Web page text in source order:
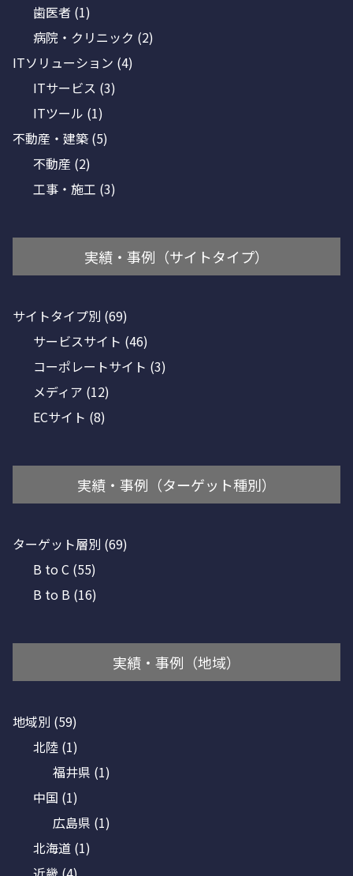
歯医者 (1)
病院・クリニック (2)
ITソリューション (4)
ITサービス (3)
ITツール (1)
不動産・建築 (5)
不動産 (2)
工事・施工 (3)
実績・事例（サイトタイプ）
サイトタイプ別 (69)
サービスサイト (46)
コーポレートサイト (3)
メディア (12)
ECサイト (8)
実績・事例（ターゲット種別）
ターゲット層別 (69)
B to C (55)
B to B (16)
実績・事例（地域）
地域別 (59)
北陸 (1)
福井県 (1)
中国 (1)
広島県 (1)
北海道 (1)